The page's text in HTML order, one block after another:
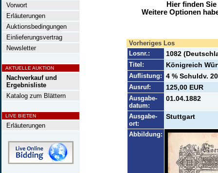
Vorwort
Erläuterungen
Auktionsbedingungen
Einlieferungsvertrag
Newsletter
AKTUELLE AUKTION
Nachverkauf und
Ergebnisliste
Katalog zum Blättern
LIVE BIETEN
Erläuterungen
Hier finden
Weitere Optionen
Vorheriges Los
Losnr.:
1082
Titel: Königreich
Auflistung: 4 % Schuldv.
Ausruf: 125,00 EUR
Ausgabe-
datum:
01.04.1882
Ausgabe-
ort:
Stuttgart
Abbildung: